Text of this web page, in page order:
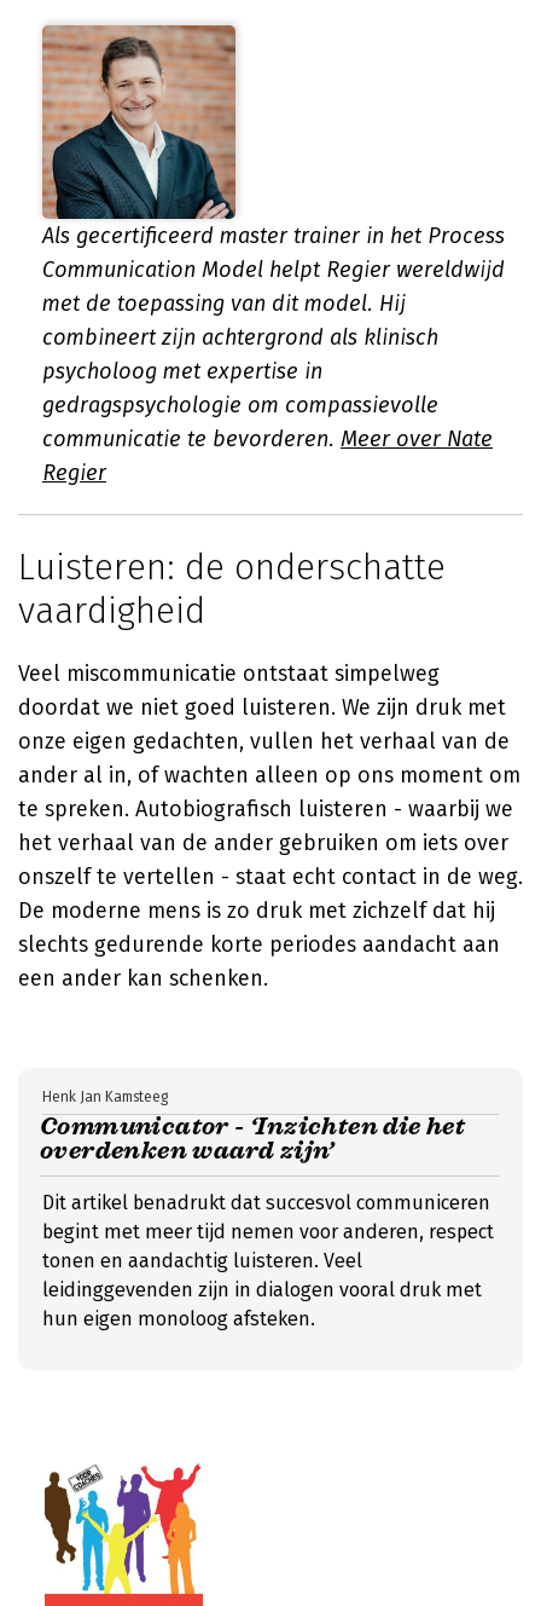
Als gecertificeerd master trainer in het Process
Communication Model helpt Regier wereldwijd
met de toepassing van dit model. Hij
combineert zijn achtergrond als klinisch
psycholoog met expertise in
gedragspsychologie om compassievolle
communicatie te bevorderen. Meer over Nate
Regier
Luisteren: de onderschatte
vaardigheid
Veel miscommunicatie ontstaat simpelweg
doordat we niet goed luisteren. We zijn druk met
onze eigen gedachten, vullen het verhaal van de
ander al in, of wachten alleen op ons moment om
te spreken. Autobiografisch luisteren - waarbij we
het verhaal van de ander gebruiken om iets over
onszelf te vertellen - staat echt contact in de weg.
De moderne mens is zo druk met zichzelf dat hij
slechts gedurende korte periodes aandacht aan
een ander kan schenken.
Communicator - ‘Inzichten die het
overdenken waard zijn’
Henk Jan Kamsteeg
Dit artikel benadrukt dat succesvol communiceren
begint met meer tijd nemen voor anderen, respect
tonen en aandachtig luisteren. Veel
leidinggevenden zijn in dialogen vooral druk met
hun eigen monoloog afsteken.